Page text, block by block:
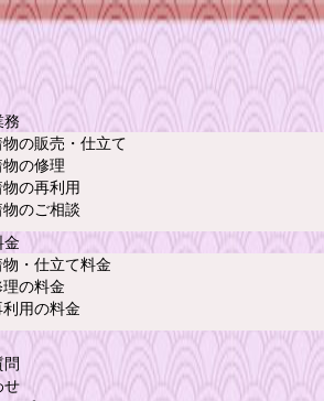
務
物の販売・仕立て
物の修理
物の再利用
物のご相談
金
物・仕立て料金
理の料金
利用の料金
問
せ